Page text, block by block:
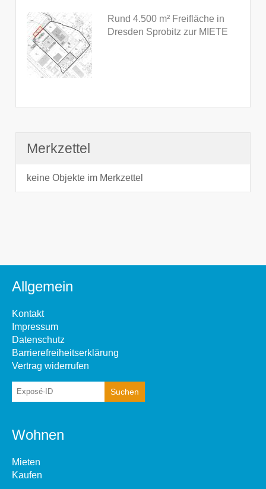
Rund 4.500 m² Freifläche in
Dresden Sprobitz zur MIETE
Merkzettel
keine Objekte im Merkzettel
Allgemein
Kontakt
Impressum
Datenschutz
Barrierefreiheitserklärung
Vertrag widerrufen
Wohnen
Mieten
Kaufen